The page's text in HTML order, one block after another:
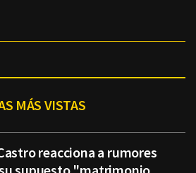
MÁS VISTAS
reacciona a rumores